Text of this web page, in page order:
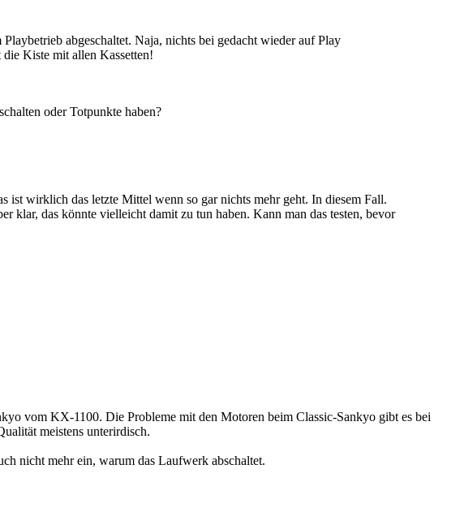
abgeschaltet. Naja, nichts bei gedacht wieder auf Play
Kiste mit allen Kassetten!
oder Totpunkte haben?
ist wirklich das letzte Mittel wenn so gar nichts mehr geht. In diesem Fall.
klar, das könnte vielleicht damit zu tun haben. Kann man das testen, bevor
vom KX-1100. Die Probleme mit den Motoren beim Classic-Sankyo gibt es bei
meistens unterirdisch.
nicht mehr ein, warum das Laufwerk abschaltet.